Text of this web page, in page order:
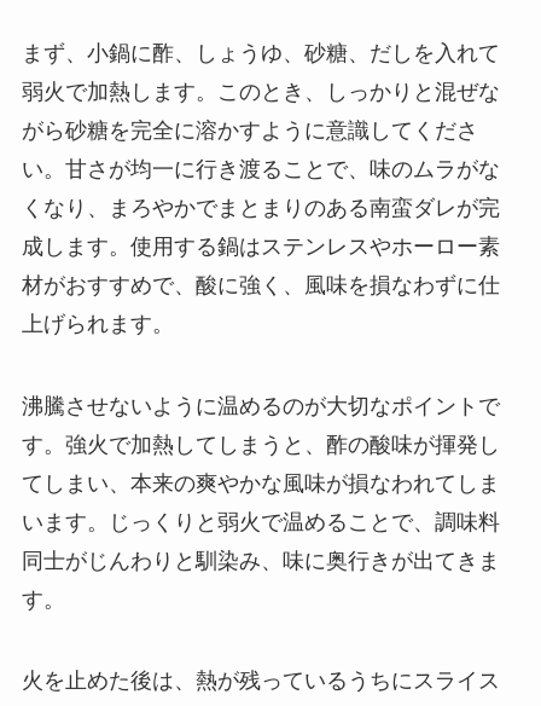
まず、小鍋に酢、しょうゆ、砂糖、だしを入れて
弱火で加熱します。このとき、しっかりと混ぜな
がら砂糖を完全に溶かすように意識してくださ
い。甘さが均一に行き渡ることで、味のムラがな
くなり、まろやかでまとまりのある南蛮ダレが完
成します。使用する鍋はステンレスやホーロー素
材がおすすめで、酸に強く、風味を損なわずに仕
上げられます。
沸騰させないように温めるのが大切なポイントで
す。強火で加熱してしまうと、酢の酸味が揮発し
てしまい、本来の爽やかな風味が損なわれてしま
います。じっくりと弱火で温めることで、調味料
同士がじんわりと馴染み、味に奥行きが出てきま
す。
火を止めた後は、熱が残っているうちにスライス